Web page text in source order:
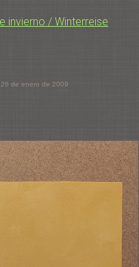
invierno / Winterreise
de enero de 2009